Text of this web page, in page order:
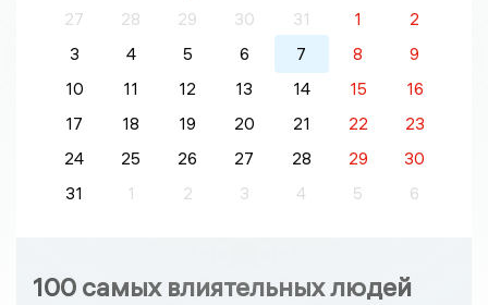
27
28 29 30 31 1
2
3
4 5 6 7 8
9
10
11 12 13 14 15
16
17
18 19 20 21 22
23
24
25 26 27 28 29
30
31
1 2 3 4 5 6
100 самых влиятельных людей